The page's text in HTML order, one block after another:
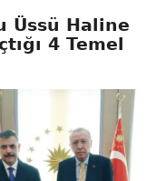
Üssü Haline
4 Temel